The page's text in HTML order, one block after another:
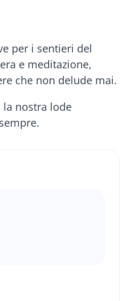
per i sentieri del
e meditazione,
che non delude mai.
la nostra lode